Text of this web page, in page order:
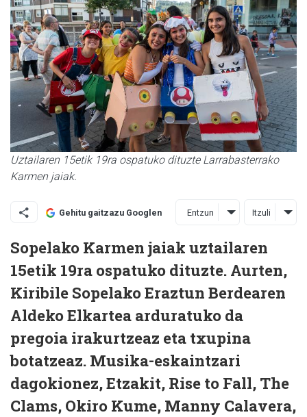
Uztailaren 15etik 19ra ospatuko dituzte Larrabasterrako
Karmen jaiak.
Gehitu gaitzazu Googlen Entzun Itzuli
Sopelako Karmen jaiak uztailaren
15etik 19ra ospatuko dituzte. Aurten,
Kiribile Sopelako Eraztun Berdearen
Aldeko Elkartea arduratuko da
pregoia irakurtzeaz eta txupina
botatzeaz. Musika-eskaintzari
dagokionez, Etzakit, Rise to Fall, The
Clams, Okiro Kume, Manny Calavera,